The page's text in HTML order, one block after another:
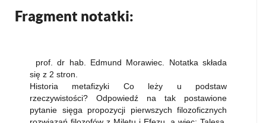
Fragment notatki:
prof. dr hab. Edmund Morawiec. Notatka składa
się z 2 stron.
Historia metafizyki Co leży u podstaw
rzeczywistości? Odpowiedź na tak postawione
pytanie sięga propozycji pierwszych filo­zoficznych